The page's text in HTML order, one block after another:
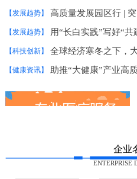
【发展趋势】
【发展趋势】 用“长白实践”写好“
【科技创新】
【健康资讯】
企业
ENTERPRISE